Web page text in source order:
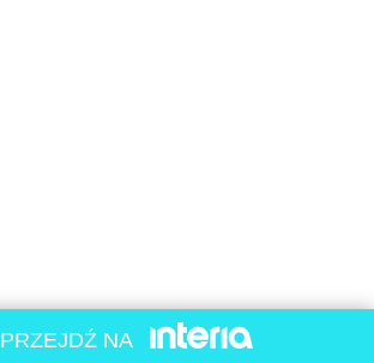
PRZEJDŹ NA